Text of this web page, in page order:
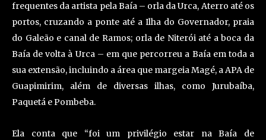
frequentes da artista pela Baía – orla da Urca, Aterro até os
portos, cruzando a ponte até a Ilha do Governador, praia
do Galeão e canal de Ramos; orla de Niterói até a boca da
Baía de volta à Urca – em que percorreu a Baía em toda a
sua extensão, incluindo a área que margeia Magé, a APA de
Guapimirim, além de diversas ilhas, como Jurubaíba,
Paquetá e Pombeba.
Ela conta que “foi um privilégio estar na Baía de